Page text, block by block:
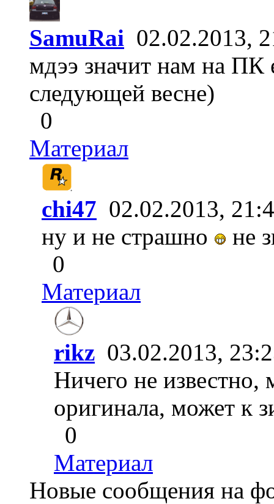
SamuRai 02.02.2013,
мдээ значит нам на ПК
следующей весне)
0
Материал
chi47 02.02.2013,
ну и не страшно
не
0
Материал
rikz 03.02.2013,
Ничего не
оригинала, может к
0
Материал
Новые сообщения на